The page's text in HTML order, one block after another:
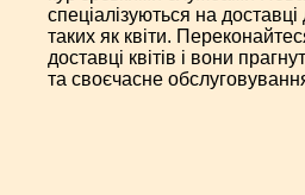
спеціалізуються на
таких як квіти.
доставці квітів і вони
та своєчасне